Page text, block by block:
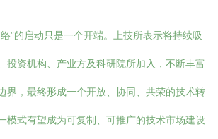
”的启动只是一个开端。上技所表示将持续吸
投资机构、产业方及科研院所加入，不断丰富
界，最终形成一个开放、协同、共荣的技术转
模式有望成为可复制、可推广的技术市场建设